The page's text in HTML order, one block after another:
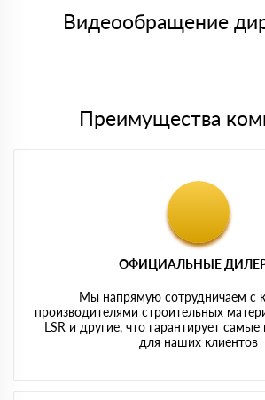
либо Вы забираете товар со склада
Видеообращение
Преимущества
ОФИЦИАЛЬНЫЕ
Мы напрямую сотрудничаем с
производителями строительных
LSR и другие, что гарантирует
для наших клиентов